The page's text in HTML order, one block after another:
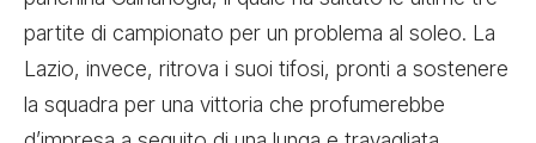
partite di campionato per un problema al soleo. La
Lazio, invece, ritrova i suoi tifosi, pronti a sostenere
la squadra per una vittoria che profumerebbe